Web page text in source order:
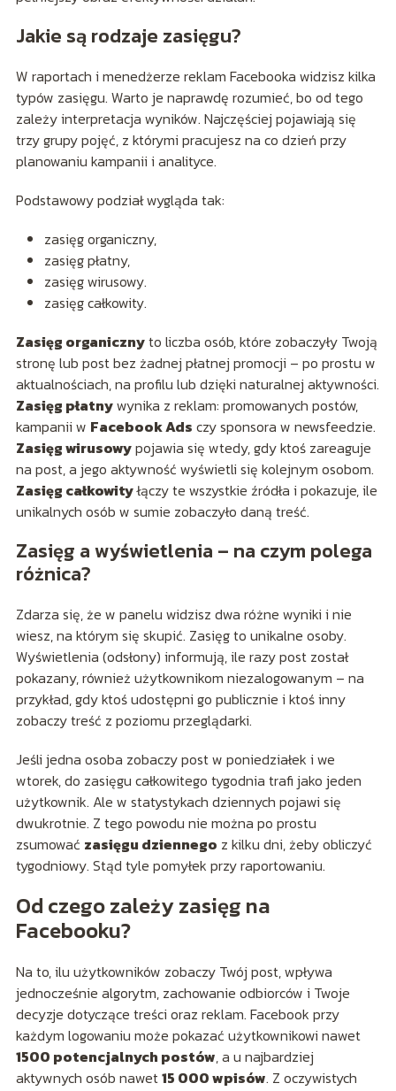
Jakie są rodzaje zasięgu?
W raportach i menedżerze reklam Facebooka widzisz kilka
typów zasięgu. Warto je naprawdę rozumieć, bo od tego
zależy interpretacja wyników. Najczęściej pojawiają się
trzy grupy pojęć, z którymi pracujesz na co dzień przy
planowaniu kampanii i analityce.
Podstawowy podział wygląda tak:
zasięg organiczny,
zasięg płatny,
zasięg wirusowy.
zasięg całkowity.
Zasięg organicznyto liczba osób, które zobaczyły Twoją
stronę lub post bez żadnej płatnej promocji – po prostu w
aktualnościach, na profilu lub dzięki naturalnej aktywności.
Zasięg płatnywynika z reklam: promowanych postów,
kampanii w Facebook Ads czy sponsora w newsfeedzie.
Zasięg wirusowypojawia się wtedy, gdy ktoś zareaguje
na post, a jego aktywność wyświetli się kolejnym osobom.
Zasięg całkowityłączy te wszystkie źródła i pokazuje, ile
unikalnych osób w sumie zobaczyło daną treść.
Zasięg a wyświetlenia – na czym polega
różnica?
Zdarza się, że w panelu widzisz dwa różne wyniki i nie
wiesz, na którym się skupić. Zasięg to unikalne osoby.
Wyświetlenia (odsłony) informują, ile razy post został
pokazany, również użytkownikom niezalogowanym – na
przykład, gdy ktoś udostępni go publicznie i ktoś inny
zobaczy treść z poziomu przeglądarki.
Jeśli jedna osoba zobaczy post w poniedziałek i we
wtorek, do zasięgu całkowitego tygodnia trafi jako jeden
użytkownik. Ale w statystykach dziennych pojawi się
dwukrotnie. Z tego powodu nie można po prostu
zsumować zasięgu dziennego z kilku dni, żeby obliczyć
tygodniowy. Stąd tyle pomyłek przy raportowaniu.
Od czego zależy zasięg na
Facebooku?
Na to, ilu użytkowników zobaczy Twój post, wpływa
jednocześnie algorytm, zachowanie odbiorców i Twoje
decyzje dotyczące treści oraz reklam. Facebook przy
każdym logowaniu może pokazać użytkownikowi nawet
1500 potencjalnych postów, a u najbardziej
aktywnych osób nawet15 000 wpisów. Z oczywistych